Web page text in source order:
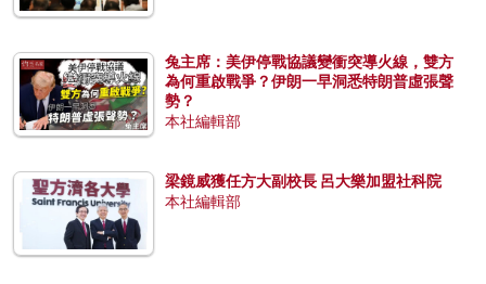
兔主席：美伊停戰協議變衝突導火線，雙方
為何重啟戰爭？伊朗一早洞悉特朗普虛張聲
勢？
本社編輯部
梁鏡威獲任方大副校長 呂大樂加盟社科院
本社編輯部